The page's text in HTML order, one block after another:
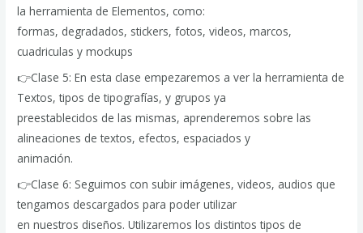
la herramienta de Elementos, como:
formas, degradados, stickers, fotos, videos, marcos,
cuadriculas y mockups
👉Clase 5: En esta clase empezaremos a ver la herramienta de
Textos, tipos de tipografías, y grupos ya
preestablecidos de las mismas, aprenderemos sobre las
alineaciones de textos, efectos, espaciados y
animación.
👉Clase 6: Seguimos con subir imágenes, videos, audios que
tengamos descargados para poder utilizar
en nuestros diseños. Utilizaremos los distintos tipos de